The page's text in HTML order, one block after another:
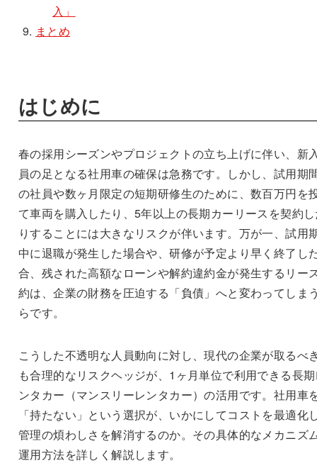
入」
まとめ
はじめに
春の採用シーズンやプロジェクトの立ち上げに伴い、新
員の足となる社用車の確保は急務です。しかし、試用期
の社員や数ヶ月限定の短期研修生のために、数百万円を
て車両を購入したり、5年以上の長期カーリースを契約
りすることには大きなリスクが伴います。万が一、試用
中に退職が発生した場合や、研修が予定より早く終了し
合、残された高額なローンや解約違約金が発生するリー
約は、企業の財務を圧迫する「負債」へと変わってしま
らです。
こうした不透明な人員動向に対し、現代の企業が取るべ
も合理的なリスクヘッジが、1ヶ月単位で利用できる長
ンタカー（マンスリーレンタカー）の活用です。社用車
「持たない」という選択が、いかにしてコストを最適化
管理の煩わしさを解消するのか。その具体的なメカニズ
運用方法を詳しく解説します。